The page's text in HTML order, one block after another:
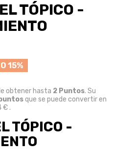
TÓPICO -
15%
obtener hasta 2 Puntos. Su
que se puede convertir en
€.
TÓPICO -